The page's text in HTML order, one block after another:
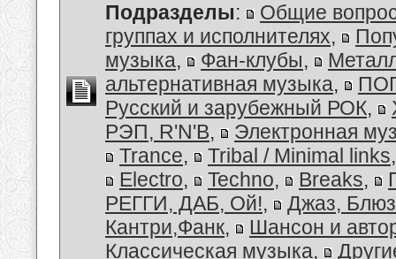
Подразделы:
Общие
группах и исполнителях,
музыка, Фан-клубы,
альтернативная музыка,
Русский и зарубежный РОК,
РЭП, R'N'B,
Электронная
Trance, Tribal / Minimal links
Electro, Techno, Breaks,
РЕГГИ, ДАБ, Ой!,
Джаз,
Кантри,Фанк,
Шансон и
Классическая музыка,